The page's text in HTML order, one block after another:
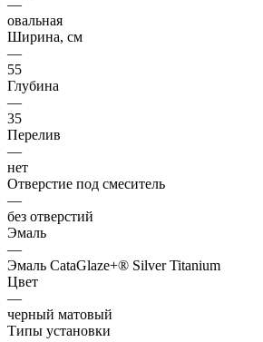
—
овальная
Ширина, см
—
55
Глубина
—
35
Перелив
—
нет
Отверстие под смеситель
—
без отверстий
Эмаль
—
Эмаль CataGlaze+® Silver Titanium
Цвет
—
черный матовый
Типы установки